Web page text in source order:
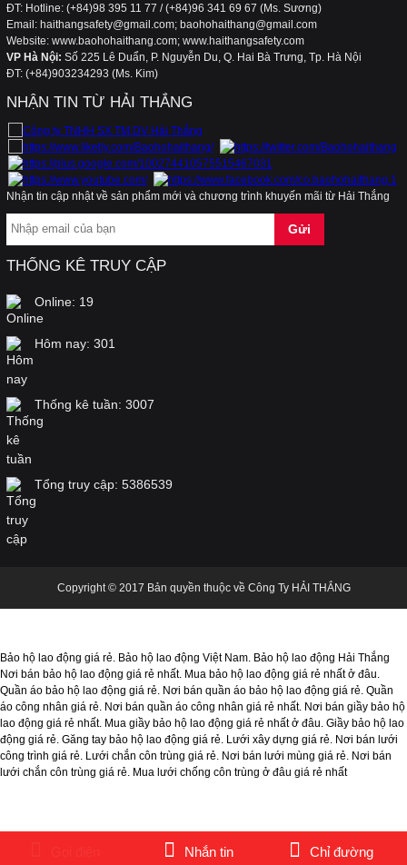
Cách lựa chọn kính bảo hộ, bảo vệ, điều trị mắt
khỏi tia UV, laser, laser Argon
Áo dùng cho kho lạnh, phòng lạnh, hệ thống
áo bảo vệ
Lựa chọn giầy bảo hộ lao động phù hợp cho
Thực hiện đúng các quy định về ATVSLĐ,
BVMT và PCCN đối với nhà thầu xây dựng và
người lao động chỉ
Thang dây thoát hiểm nhà cao tầng, một trang
ĐT: Hotline: (+84)98 395 11 77 / (+84)96 341 69 67 (Ms. Sương)
Email: haithangsafety@gmail.com; baohohaithang@gmail.com
Website: www.baohohaithang.com; www.haithangsafety.com
VP Hà Nội: Số 225 Lê Duẩn, P. Nguyễn Du, Q. Hai Bà Trưng, Tp. Hà Nội
ĐT: (+84)903234293 (Ms. Kim)
NHẬN TIN TỪ HẢI THẮNG
Nhận tin cập nhật về sản phẩm mới và chương trình khuyến mãi từ Hải Thắng
THỐNG KÊ TRUY CẬP
Online: 19
Hôm nay: 301
Thống kê tuần: 3007
Tổng truy cập: 5386539
Copyright © 2017 Bản quyền thuộc về Công Ty HẢI THẮNG
Nhắn tin Chỉ đường
Bảo hộ lao động giá rẻ. Bảo hộ lao động Việt Nam. Bảo hộ lao động Hải Thắng
Nơi bán bảo hộ lao động giá rẻ nhất. Mua bảo hộ lao động giá rẻ nhất ở đâu.
Quần áo bảo hộ lao động giá rẻ. Nơi bán quần áo bảo hộ lao động giá rẻ. Quần
áo công nhân giá rẻ. Nơi bán quần áo công nhân giá rẻ nhất. Nơi bán giầy bảo hộ
lao động giá rẻ nhất. Mua giầy bảo hộ lao động giá rẻ nhất ở đâu. Giầy bảo hộ lao
động giá rẻ. Găng tay bảo hộ lao động giá rẻ. Lưới xây dựng giá rẻ. Nơi bán lưới
công trình giá rẻ. Lưới chắn côn trùng giá rẻ. Nơi bán lưới mùng giá rẻ. Nơi bán
lưới chắn côn trùng giá rẻ. Mua lưới chống côn trùng ở đâu giá rẻ nhất